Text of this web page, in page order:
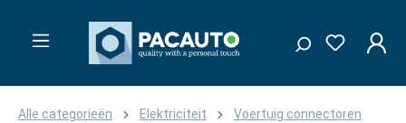
Alle categorieën Elektriciteit
Voertuig connectoren